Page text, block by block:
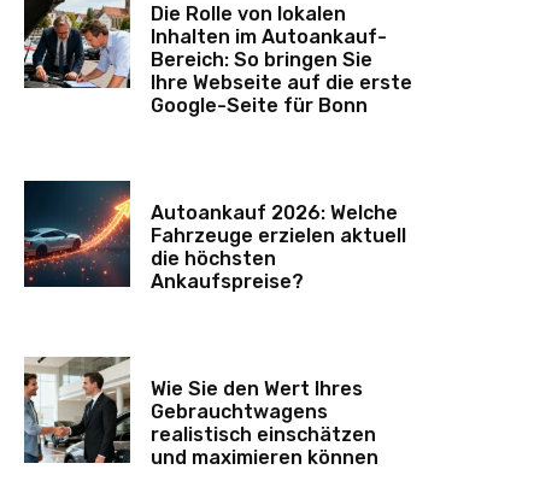
Die Rolle von lokalen
Inhalten im Autoankauf-
Bereich: So bringen Sie
Ihre Webseite auf die erste
Google-Seite für Bonn
Autoankauf 2026: Welche
Fahrzeuge erzielen aktuell
die höchsten
Ankaufspreise?
Wie Sie den Wert Ihres
Gebrauchtwagens
realistisch einschätzen
und maximieren können